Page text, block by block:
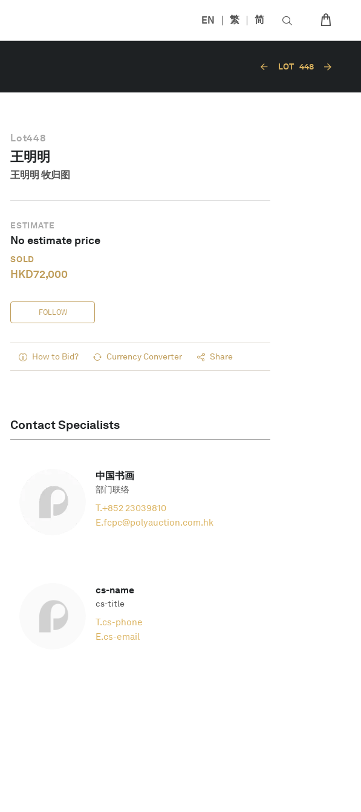
EN 繁 简
LOT 448
Lot448
王明明
王明明 牧归图
ESTIMATE
No estimate price
SOLD
HKD72,000
FOLLOW
How to Bid? Currency Converter Share
Contact Specialists
中国书画
部门联络
T.+852 23039810
E.fcpc@polyauction.com.hk
cs-name
cs-title
T.cs-phone
E.cs-email